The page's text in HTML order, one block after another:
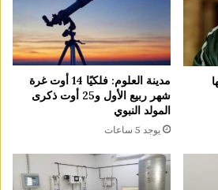
مدينة العلوم: فلكيًا 14 أوت غرة
شهر ربيع الأول و25 أوت ذكرى
المولد النبوي
يوجد 5 ساعات